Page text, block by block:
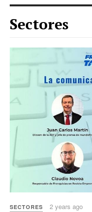
Sectores
SECTORES 2 years ago